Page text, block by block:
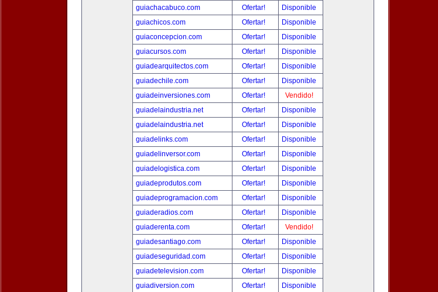
guiachacabuco.com
Ofertar!
Disponible
guiachicos.com
Ofertar!
Disponible
guiaconcepcion.com
Ofertar!
Disponible
guiacursos.com
Ofertar!
Disponible
guiadearquitectos.com
Ofertar!
Disponible
guiadechile.com
Ofertar!
Disponible
guiadeinversiones.com
Ofertar!
Vendido!
guiadelaindustria.net
Ofertar!
Disponible
guiadelaindustria.net
Ofertar!
Disponible
guiadelinks.com
Ofertar!
Disponible
guiadelinversor.com
Ofertar!
Disponible
guiadelogistica.com
Ofertar!
Disponible
guiadeprodutos.com
Ofertar!
Disponible
guiadeprogramacion.com
Ofertar!
Disponible
guiaderadios.com
Ofertar!
Disponible
guiaderenta.com
Ofertar!
Vendido!
guiadesantiago.com
Ofertar!
Disponible
guiadeseguridad.com
Ofertar!
Disponible
guiadetelevision.com
Ofertar!
Disponible
guiadiversion.com
Ofertar! Disponible